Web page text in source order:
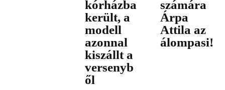
kórházba
került, a
modell
azonnal
kiszállt a
versenyb
ől
számára
Árpa
Attila az
álompasi!